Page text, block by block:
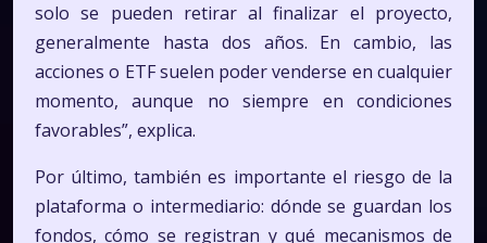
solo se pueden retirar al finalizar el proyecto,
generalmente hasta dos años. En cambio, las
acciones o ETF suelen poder venderse en cualquier
momento, aunque no siempre en condiciones
favorables”, explica.
Por último, también es importante el riesgo de la
plataforma o intermediario: dónde se guardan los
fondos, cómo se registran y qué mecanismos de